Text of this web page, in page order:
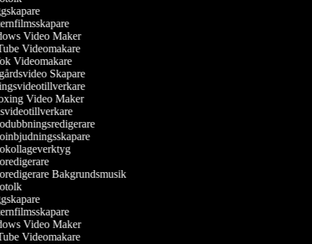
Video Maker
Videomakare
Videomakare
Skapare
Video Maker
Bakgrundsmusik
Video Maker
Videomakare